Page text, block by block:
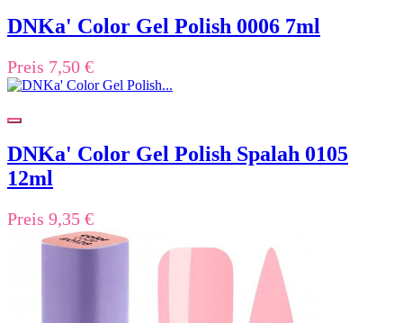
DNKa' Color Gel Polish 0006 7ml
Preis 7,50 €
DNKa' Color Gel Polish Spalah 0105
12ml
Preis 9,35 €